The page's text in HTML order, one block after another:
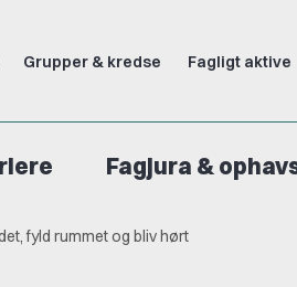
Grupper & kredse Fagligt aktive
Fagjura &
fyld rummet og bliv hørt